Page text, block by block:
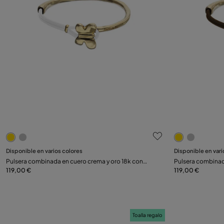
5 de 5 Valoraciones de clientes
Seleccionar talla
S M L
Disponible en varios colores
Pulsera combinada en cuero crema y oro 18k con
adorno de mariposa
119,00 €
4,1 de 5
Seleccionar talla
S
Disponible en
Pulsera
adorno de
119,00 €
Toalla regalo